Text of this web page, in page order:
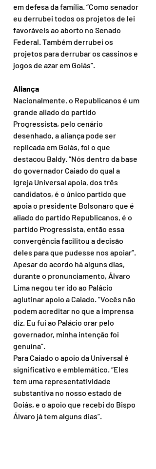
em defesa da família. “Como senador
eu derrubei todos os projetos de lei
favoráveis ao aborto no Senado
Federal. Também derrubei os
projetos para derrubar os cassinos e
jogos de azar em Goiás”.
Aliança
Nacionalmente, o Republicanos é um
grande aliado do partido
Progressista, pelo cenário
desenhado, a aliança pode ser
replicada em Goiás, foi o que
destacou Baldy. “Nós dentro da base
do governador Caiado do qual a
Igreja Universal apoia, dos três
candidatos, é o único partido que
apoia o presidente Bolsonaro que é
aliado do partido Republicanos, é o
partido Progressista, então essa
convergência facilitou a decisão
deles para que pudesse nos apoiar”.
Apesar do acordo há alguns dias,
durante o pronunciamento, Álvaro
Lima negou ter ido ao Palácio
aglutinar apoio a Caiado. “Vocês não
podem acreditar no que a imprensa
diz. Eu fui ao Palácio orar pelo
governador, minha intenção foi
genuína”.
Para Caiado o apoio da Universal é
significativo e emblemático. “Eles
tem uma representatividade
substantiva no nosso estado de
Goiás, e o apoio que recebi do Bispo
Álvaro já tem alguns dias”.